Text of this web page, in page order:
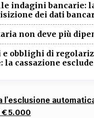
indagini bancarie:
dei dati
non deve più
obblighi di
la cassazione
5.000